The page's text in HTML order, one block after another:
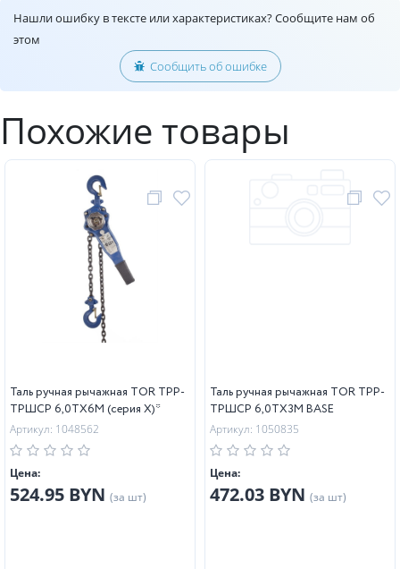
Нашли ошибку в тексте или характеристиках? Сообщите нам об
этом
Сообщить об ошибке
Похожие товары
Таль ручная рычажная TOR ТРР-
ТРШСР 6,0ТХ6М (серия X)*
Артикул: 1048562
Цена:
524.95 BYN (за шт)
Таль ручная рычажная TOR ТРР-
ТРШСР 6,0ТХ3М BASE
Артикул: 1050835
Цена:
472.03 BYN (за шт)